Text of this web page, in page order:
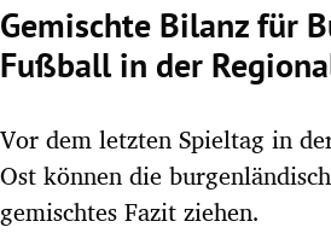
Untermenü
Gemischte Bilanz für
Fußball in der
Vor dem letzten Spieltag in
Ost können die
gemischtes Fazit ziehen.